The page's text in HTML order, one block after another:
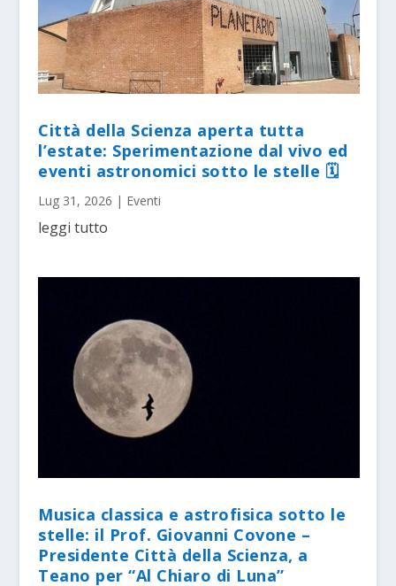
Città della Scienza aperta tutta
l’estate: Sperimentazione dal vivo ed
eventi astronomici sotto le stelle 🗓
Lug 31, 2026 | Eventi
leggi tutto
Musica classica e astrofisica sotto le
stelle: il Prof. Giovanni Covone –
Presidente Città della Scienza, a
Teano per “Al Chiaro di Luna”